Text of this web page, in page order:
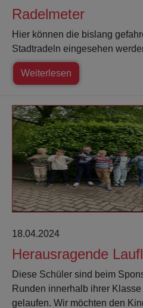
Radelmeter
Hier können die bislang
Stadtradeln eingesehen
Weiterlesen
18.04.2024
Herausragende
Diese Schüler sind beim
Runden innerhalb ihrer
gelaufen. Wir möchten den